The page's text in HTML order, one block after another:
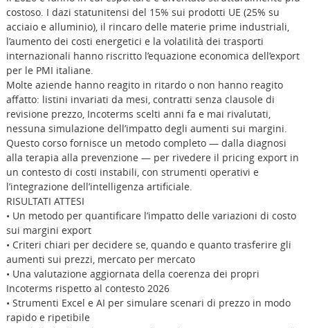
costoso. I dazi statunitensi del 15% sui prodotti UE (25% su
acciaio e alluminio), il rincaro delle materie prime industriali,
l’aumento dei costi energetici e la volatilità dei trasporti
internazionali hanno riscritto l’equazione economica dell’export
per le PMI italiane.
Molte aziende hanno reagito in ritardo o non hanno reagito
affatto: listini invariati da mesi, contratti senza clausole di
revisione prezzo, Incoterms scelti anni fa e mai rivalutati,
nessuna simulazione dell’impatto degli aumenti sui margini.
Questo corso fornisce un metodo completo — dalla diagnosi
alla terapia alla prevenzione — per rivedere il pricing export in
un contesto di costi instabili, con strumenti operativi e
l’integrazione dell’intelligenza artificiale.
RISULTATI ATTESI
• Un metodo per quantificare l’impatto delle variazioni di costo
sui margini export
• Criteri chiari per decidere se, quando e quanto trasferire gli
aumenti sui prezzi, mercato per mercato
• Una valutazione aggiornata della coerenza dei propri
Incoterms rispetto al contesto 2026
• Strumenti Excel e AI per simulare scenari di prezzo in modo
rapido e ripetibile